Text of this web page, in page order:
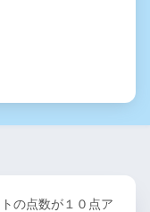
の点数が１０点ア